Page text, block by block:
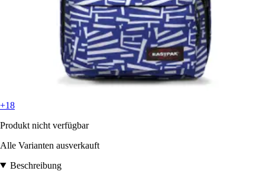
+18
Produkt nicht verfügbar
Alle Varianten ausverkauft
Beschreibung